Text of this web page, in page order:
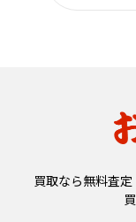
買取なら無料査